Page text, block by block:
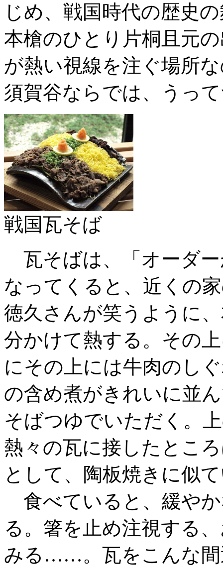
じめ、戦国時代の歴史
本槍のひとり片桐且元
が熱い視線を注ぐ場所
須賀谷ならでは、うっ
戦国瓦そば
瓦そばは、「オーダ
なってくると、近くの
徳久さんが笑うように
分かけて熱する。その
にその上には牛肉のし
の含め煮がきれいに並
そばつゆでいただく。
熱々の瓦に接したとこ
として、陶板焼きに似
食べていると、緩や
る。箸を止め注視する
みる……。瓦をこんな間